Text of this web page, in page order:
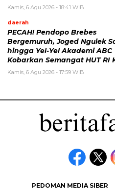
Kamis, 6 Agu 2026 - 18:41 WIB
daerah
PECAH! Pendopo Brebes
Bergemuruh, Joged Ngulek
hingga Yel-Yel Akademi ABC
Kobarkan Semangat HUT RI
Kamis, 6 Agu 2026 - 17:59 WIB
PEDOMAN MEDIA SIBER